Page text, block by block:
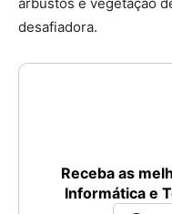
desafiadora.
Receba as
Informática e